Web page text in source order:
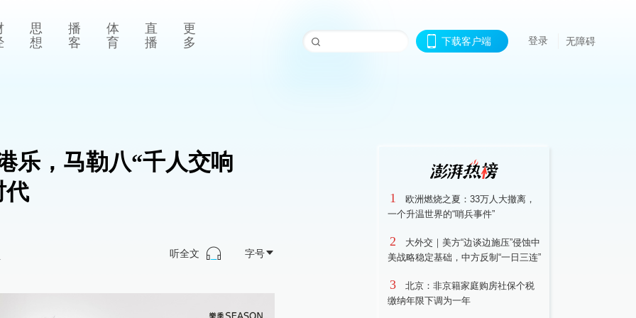
思
想
播
客
体
育
直
播
更
多
下载客户端 登录 无障碍
乐，马勒八“千人交响
代
听全文 字号
1
欧洲燃烧之夏：33万人大撤离，
一个升温世界的“哨兵事件”
2
大外交｜美方“边谈边施压”侵蚀中
美战略稳定基础，中方反制“一日三连”
3
北京：非京籍家庭购房社保个税
缴纳年限下调为一年